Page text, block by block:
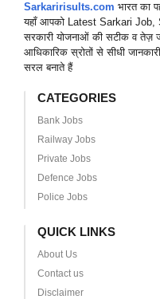
Sarkaririsults.com भारत का
यहाँ आपको Latest Sarkari
सरकारी योजनाओं की सटीक व तेज़
आधिकारिक स्रोतों से सीधी
सरल बनाते हैं
CATEGORIES
Bank Jobs
Railway Jobs
Private Jobs
Defence Jobs
Police Jobs
QUICK LINKS
About Us
Contact us
Disclaimer